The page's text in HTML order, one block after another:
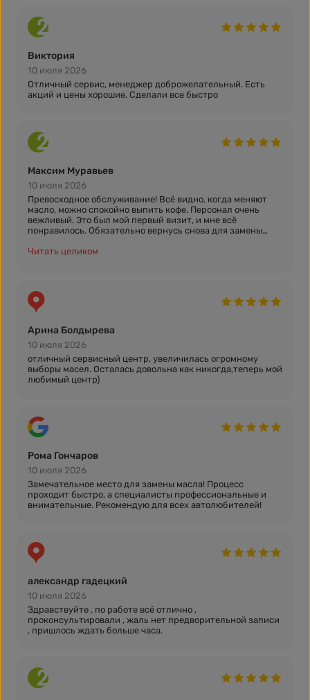
Виктория
10 июля 2026
Отличный сервис, менеджер доброжелательный. Есть
акций и цены хорошие. Сделали все быстро
Максим Муравьев
10 июля 2026
Превосходное обслуживание! Всё видно, когда меняют
масло, можно спокойно выпить кофе. Персонал очень
вежливый. Это был мой первый визит, и мне всё
понравилось. Обязательно вернусь снова для замены
Читать целиком
Арина Болдырева
10 июля 2026
отличный сервисный центр, увеличилась огромному
выборы масел. Осталась довольна как никогда,теперь мой
любимый центр)
Рома Гончаров
10 июля 2026
Замечательное место для замены масла! Процесс
проходит быстро, а специалисты профессиональные и
внимательные. Рекомендую для всех автолюбителей!
александр гадецкий
10 июля 2026
Здравствуйте , по работе всё отлично ,
проконсультировали , жаль нет предворительной записи
, пришлось ждать больше часа.